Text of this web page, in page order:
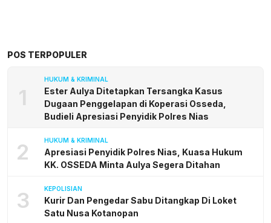
POS TERPOPULER
1
HUKUM & KRIMINAL
Ester Aulya Ditetapkan Tersangka Kasus
Dugaan Penggelapan di Koperasi Osseda,
Budieli Apresiasi Penyidik Polres Nias
2 HUKUM & KRIMINAL
Apresiasi Penyidik Polres Nias, Kuasa Hukum
KK. OSSEDA Minta Aulya Segera Ditahan
3 KEPOLISIAN
Kurir Dan Pengedar Sabu Ditangkap Di Loket
Satu Nusa Kotanopan